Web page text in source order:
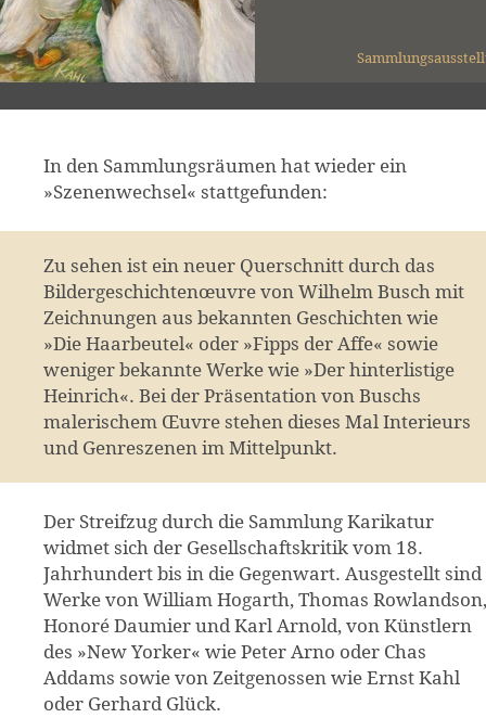
In den Sammlungsräumen hat wieder ein
»Szenenwechsel« stattgefunden:
Zu sehen ist ein neuer Querschnitt durch das
Bildergeschichtenœuvre von Wilhelm Busch mit
Zeichnungen aus bekannten Geschichten wie
»Die Haarbeutel« oder »Fipps der Affe« sowie
weniger bekannte Werke wie »Der hinterlistige
Heinrich«. Bei der Präsentation von Buschs
malerischem Œuvre stehen dieses Mal Interieurs
und Genreszenen im Mittelpunkt.
Der Streifzug durch die Sammlung Karikatur
widmet sich der Gesellschaftskritik vom 18.
Jahrhundert bis in die Gegenwart. Ausgestellt sind
Werke von William Hogarth, Thomas Rowlandson,
Honoré Daumier und Karl Arnold, von Künstlern
des »New Yorker« wie Peter Arno oder Chas
Addams sowie von Zeitgenossen wie Ernst Kahl
oder Gerhard Glück.